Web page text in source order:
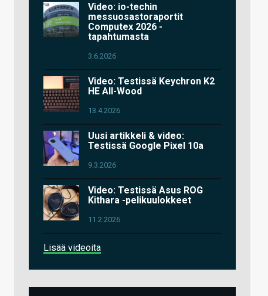
Video: io-techin
messuosastoraportit
Computex 2026 -
tapahtumasta
3.6.2026
Video: Testissä Keychron K2
HE All-Wood
13.4.2026
Uusi artikkeli & video:
Testissä Google Pixel 10a
9.3.2026
Video: Testissä Asus ROG
Kithara -pelikuulokkeet
11.2.2026
Lisää videoita